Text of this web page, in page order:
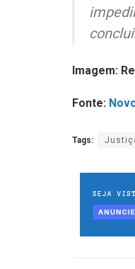
Imagem:
Fonte:
Tags: